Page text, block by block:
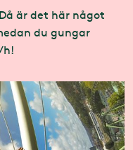
är det här något
du gungar
h!